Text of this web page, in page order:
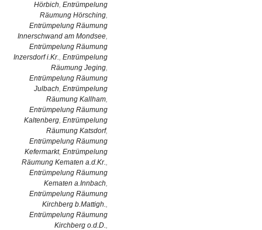
Hörbich, Entrümpelung
Räumung Hörsching,
Entrümpelung Räumung
Innerschwand am Mondsee,
Entrümpelung Räumung
Inzersdorf i.Kr., Entrümpelung
Räumung Jeging,
Entrümpelung Räumung
Julbach, Entrümpelung
Räumung Kallham,
Entrümpelung Räumung
Kaltenberg, Entrümpelung
Räumung Katsdorf,
Entrümpelung Räumung
Kefermarkt, Entrümpelung
Räumung Kematen a.d.Kr.,
Entrümpelung Räumung
Kematen a.Innbach,
Entrümpelung Räumung
Kirchberg b.Mattigh.,
Entrümpelung Räumung
Kirchberg o.d.D.,